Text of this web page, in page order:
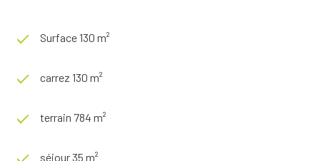
Surface 130 m²
carrez 130 m²
terrain 784 m²
séjour 35 m²